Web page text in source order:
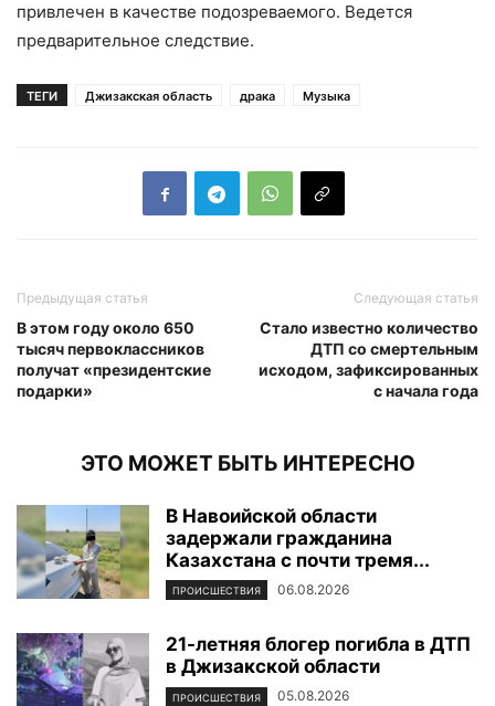
привлечен в качестве подозреваемого. Ведется
предварительное следствие.
ТЕГИ Джизакская область драка Музыка
Предыдущая статья
В этом году около 650
тысяч первоклассников
получат «президентские
подарки»
Следующая статья
Стало известно количество
ДТП со смертельным
исходом, зафиксированных
с начала года
ЭТО МОЖЕТ БЫТЬ ИНТЕРЕСНО
В Навоийской области
задержали гражданина
Казахстана с почти тремя...
ПРОИСШЕСТВИЯ 06.08.2026
21-летняя блогер погибла в ДТП
в Джизакской области
ПРОИСШЕСТВИЯ 05.08.2026